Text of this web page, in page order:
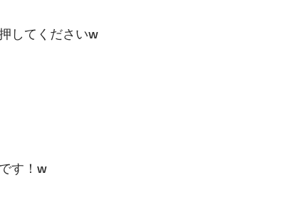
してくださいw
す！w